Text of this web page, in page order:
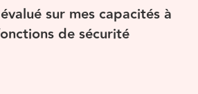
sur mes capacités à
de sécurité